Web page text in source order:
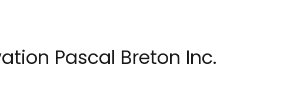
Pascal Breton Inc.